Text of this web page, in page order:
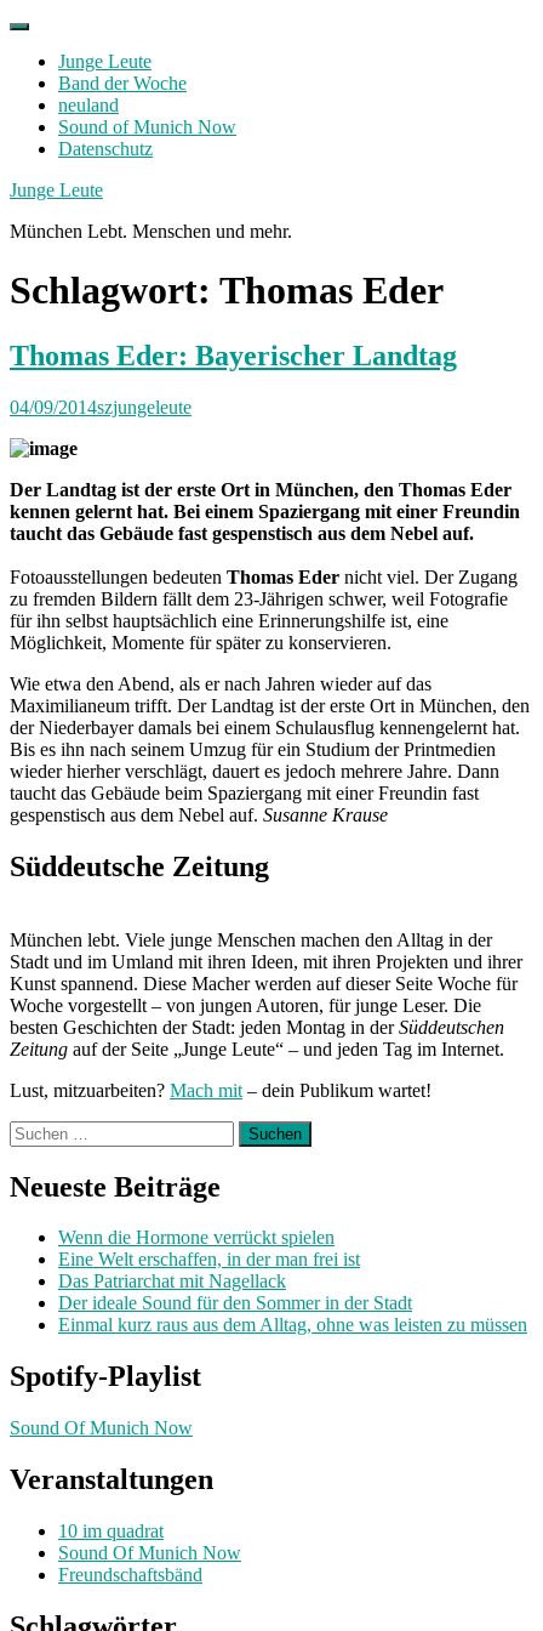
Skip
contentJunge Leute
Band der Woche
neuland
Sound of Munich Now
Datenschutz
Facebook
Twitter
Instagram
Junge Leute
München Lebt. Menschen und mehr.
Schlagwort: Thomas Eder
Thomas Eder: Bayerischer Landtag
04/09/2014szjungeleute
Der Landtag ist der erste Ort in München, den Thomas Eder
kennen gelernt hat. Bei einem Spaziergang mit einer Freundin
taucht das Gebäude fast gespenstisch aus dem Nebel auf.
Fotoausstellungen bedeuten Thomas Eder nicht viel. Der Zugang
zu fremden Bildern fällt dem 23-Jährigen schwer, weil Fotografie
für ihn selbst hauptsächlich eine Erinnerungshilfe ist, eine
Möglichkeit, Momente für später zu konservieren.
Wie etwa den Abend, als er nach Jahren wieder auf das
Maximilianeum trifft. Der Landtag ist der erste Ort in München, den
der Niederbayer damals bei einem Schulausflug kennengelernt hat.
Bis es ihn nach seinem Umzug für ein Studium der Printmedien
wieder hierher verschlägt, dauert es jedoch mehrere Jahre. Dann
taucht das Gebäude beim Spaziergang mit einer Freundin fast
gespenstisch aus dem Nebel auf. Susanne Krause
Süddeutsche Zeitung
München lebt. Viele junge Menschen machen den Alltag in der
Stadt und im Umland mit ihren Ideen, mit ihren Projekten und ihrer
Kunst spannend. Diese Macher werden auf dieser Seite Woche für
Woche vorgestellt – von jungen Autoren, für junge Leser. Die
besten Geschichten der Stadt: jeden Montag in derSüddeutschen
Zeitung auf der Seite „Junge Leute“ – und jeden Tag im Internet.
Lust, mitzuarbeiten? Mach mit – dein Publikum wartet!
Suchen
nach:
Neueste Beiträge
Wenn die Hormone verrückt spielen
Eine Welt erschaffen, in der man frei ist
Das Patriarchat mit Nagellack
Der ideale Sound für den Sommer in der Stadt
Einmal kurz raus aus dem Alltag, ohne was leisten zu müssen
Spotify-Playlist
Sound Of Munich Now
Veranstaltungen
10 im quadrat
Sound Of Munich Now
Freundschaftsbänd